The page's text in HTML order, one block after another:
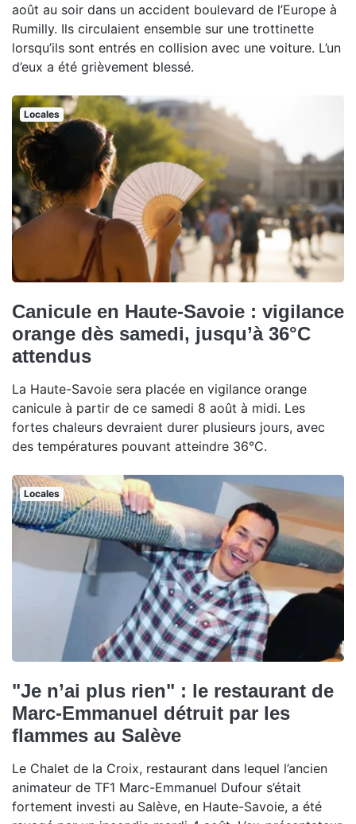
août au soir dans un accident boulevard de l’Europe à
Rumilly. Ils circulaient ensemble sur une trottinette
lorsqu’ils sont entrés en collision avec une voiture. L’un
d’eux a été grièvement blessé.
Locales
Canicule en Haute-Savoie : vigilance
orange dès samedi, jusqu’à 36°C
attendus
La Haute-Savoie sera placée en vigilance orange
canicule à partir de ce samedi 8 août à midi. Les
fortes chaleurs devraient durer plusieurs jours, avec
des températures pouvant atteindre 36°C.
Locales
"Je n’ai plus rien" : le restaurant de
Marc-Emmanuel détruit par les
flammes au Salève
Le Chalet de la Croix, restaurant dans lequel l’ancien
animateur de TF1 Marc-Emmanuel Dufour s’était
fortement investi au Salève, en Haute-Savoie, a été